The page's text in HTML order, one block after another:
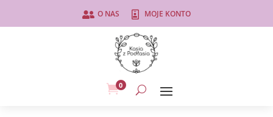
 O NAS  MOJE KONTO
0